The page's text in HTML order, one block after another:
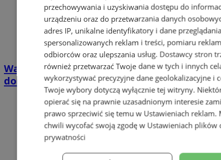
Wakacyjny wypoczynek nad Bałtykiem w
domkach Szmaragdowe Morze
przechowywania i uzyskiwania dostępu do
urządzeniu oraz do przetwarzania danych
adres IP, unikalne identyfikatory i dane
spersonalizowanych reklam i treści, pomiaru
odbiorców oraz ulepszania usług. Dostawcy stron
również przetwarzać Twoje dane w tych i innych
wykorzystywać precyzyjne dane geolokalizacyjne i
Twoje wybory dotyczą wyłącznie tej witryny.
opierać się na prawnie uzasadnionym interesie
prawo sprzeciwić się temu w Ustawieniach reklam.
chwili wycofać swoją zgodę w Ustawieniach plików
prywatności